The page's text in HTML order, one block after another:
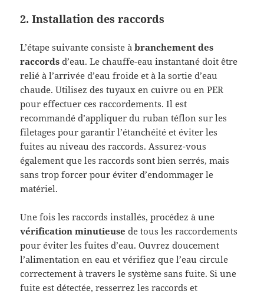
2. Installation des raccords
L’étape suivante consiste àbranchement des
raccords d’eau. Le chauffe-eau instantané doit être
relié à l’arrivée d’eau froide et à la sortie d’eau
chaude. Utilisez des tuyaux en cuivre ou en PER
pour effectuer ces raccordements. Il est
recommandé d’appliquer du ruban téflon sur les
filetages pour garantir l’étanchéité et éviter les
fuites au niveau des raccords. Assurez-vous
également que les raccords sont bien serrés, mais
sans trop forcer pour éviter d’endommager le
matériel.
Une fois les raccords installés, procédez à une
vérification minutieuse de tous les raccordements
pour éviter les fuites d’eau. Ouvrez doucement
l’alimentation en eau et vérifiez que l’eau circule
correctement à travers le système sans fuite. Si une
fuite est détectée, resserrez les raccords et